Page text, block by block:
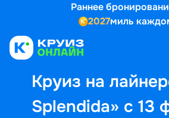
Раннее
2027миль
Круиз на
Splendida» с 13
Выбор кают